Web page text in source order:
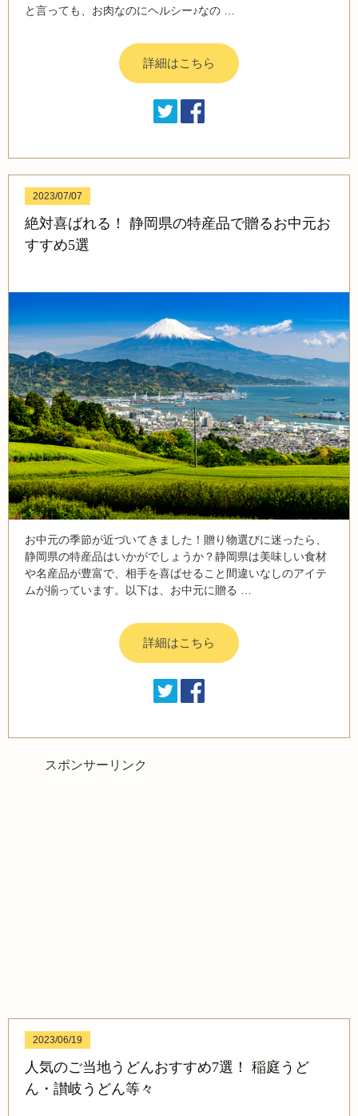
と言っても、お肉なのにヘルシー♪なの …
詳細はこちら
2023/07/07
絶対喜ばれる！ 静岡県の特産品で贈るお中元お
すすめ5選
お中元の季節が近づいてきました！贈り物選びに迷ったら、
静岡県の特産品はいかがでしょうか？静岡県は美味しい食材
や名産品が豊富で、相手を喜ばせること間違いなしのアイテ
ムが揃っています。以下は、お中元に贈る …
詳細はこちら
スポンサーリンク
2023/06/19
人気のご当地うどんおすすめ7選！ 稲庭うど
ん・讃岐うどん等々